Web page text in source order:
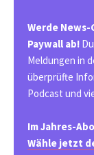
Werde
Paywall ab!
Meldungen in
überprüfte
Podcast und
Im Jahres-
Wähle jetzt